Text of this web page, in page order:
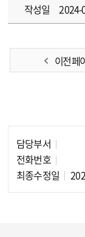
작성일
2024-
이전 페
담당부서
전화번호
최종수정일